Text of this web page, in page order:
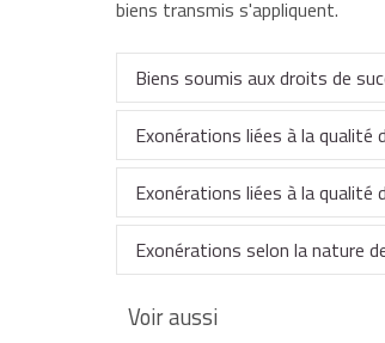
biens transmis s'appliquent.
Biens soumis aux droits de
Si le défunt étaitdomicilié en
meublesetimmeubles ), qu'ils
internationales).
À noter
des règles spécifiques
Exonérations liées à la qualité
Vous êtes exonéré de droits
Vous êtes exonéré de droits
Exonérations liées à la qualité
Vous êtes exonéré de droits
Exonérations selon la nature
Vous êtes totalement exonéré
Voir aussi